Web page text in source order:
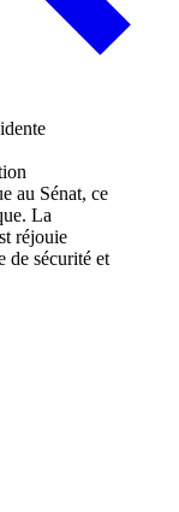
au Sénat, ce
La
réjouie
de sécurité et